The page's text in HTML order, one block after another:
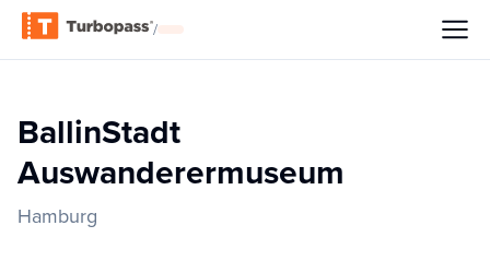
/
BallinStadt
Auswanderermuseum
Hamburg